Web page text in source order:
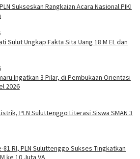
Sukseskan Rangkaian Acara Nasional PIKI
Sulut Ungkap Fakta Sita Uang 18 M EL dan
Ingatkan 3 Pilar, di Pembukaan Orientasi
2026
PLN Suluttenggo Literasi Siswa SMAN 3
81 RI, PLN Suluttenggo Sukses Tingkatkan
ke 10 Juta VA